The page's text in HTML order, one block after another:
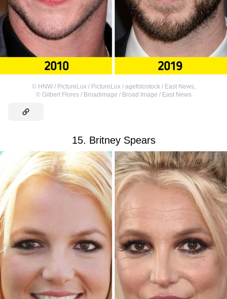
© HNW / PictureLux / PictureLux / agefotostock / East News,
© Gilbert Flores / Broadimage / Broad Image / East News
15. Britney Spears